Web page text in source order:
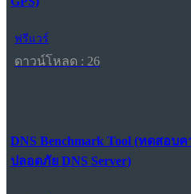
ฟรีแวร์
ดาวน์โหลด : 26
DNS Benchmark Tool (ทดสอบ
ปลอดภัย DNS Server)